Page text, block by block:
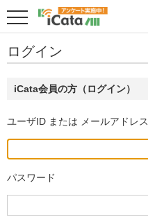
ログイン
iCata会員の方（ログイン）
ユーザID または メールアドレス
パスワード